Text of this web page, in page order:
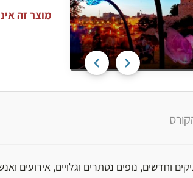
מוצר זה
וחדשים, נופים נסתרים וגלויים, אירועים